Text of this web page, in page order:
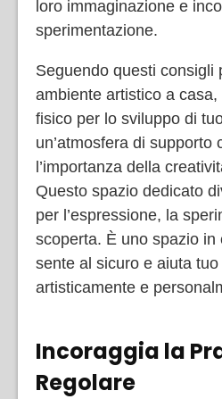
loro immaginazione e
sperimentazione.
Seguendo questi consigli
ambiente artistico a
fisico per lo sviluppo di
un’atmosfera di supporto
l’importanza della
Questo spazio dedicato
per l’espressione, la
scoperta. È uno spazio in
sente al sicuro e aiuta
artisticamente e
Incoraggia la
Regolare